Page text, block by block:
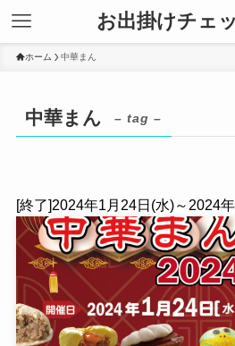
お出掛けチェ
ホーム 中華まん
中華まん – tag –
[終了]2024年1月24日(水)～2024